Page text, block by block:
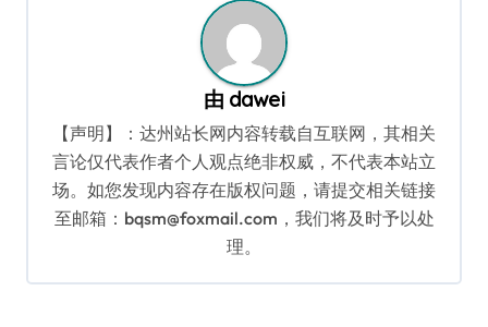
由 dawei
【声明】：达州站长网内容转载自互联网，其相关
言论仅代表作者个人观点绝非权威，不代表本站立
场。如您发现内容存在版权问题，请提交相关链接
至邮箱：bqsm@foxmail.com，我们将及时予以处
理。